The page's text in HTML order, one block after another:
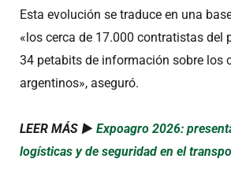
Esta evolución se traduce en una
«los cerca de 17.000 contratistas del
34 petabits de información sobre los
argentinos», aseguró.
LEER MÁS ► Expoagro 2026:
logísticas y de seguridad en el